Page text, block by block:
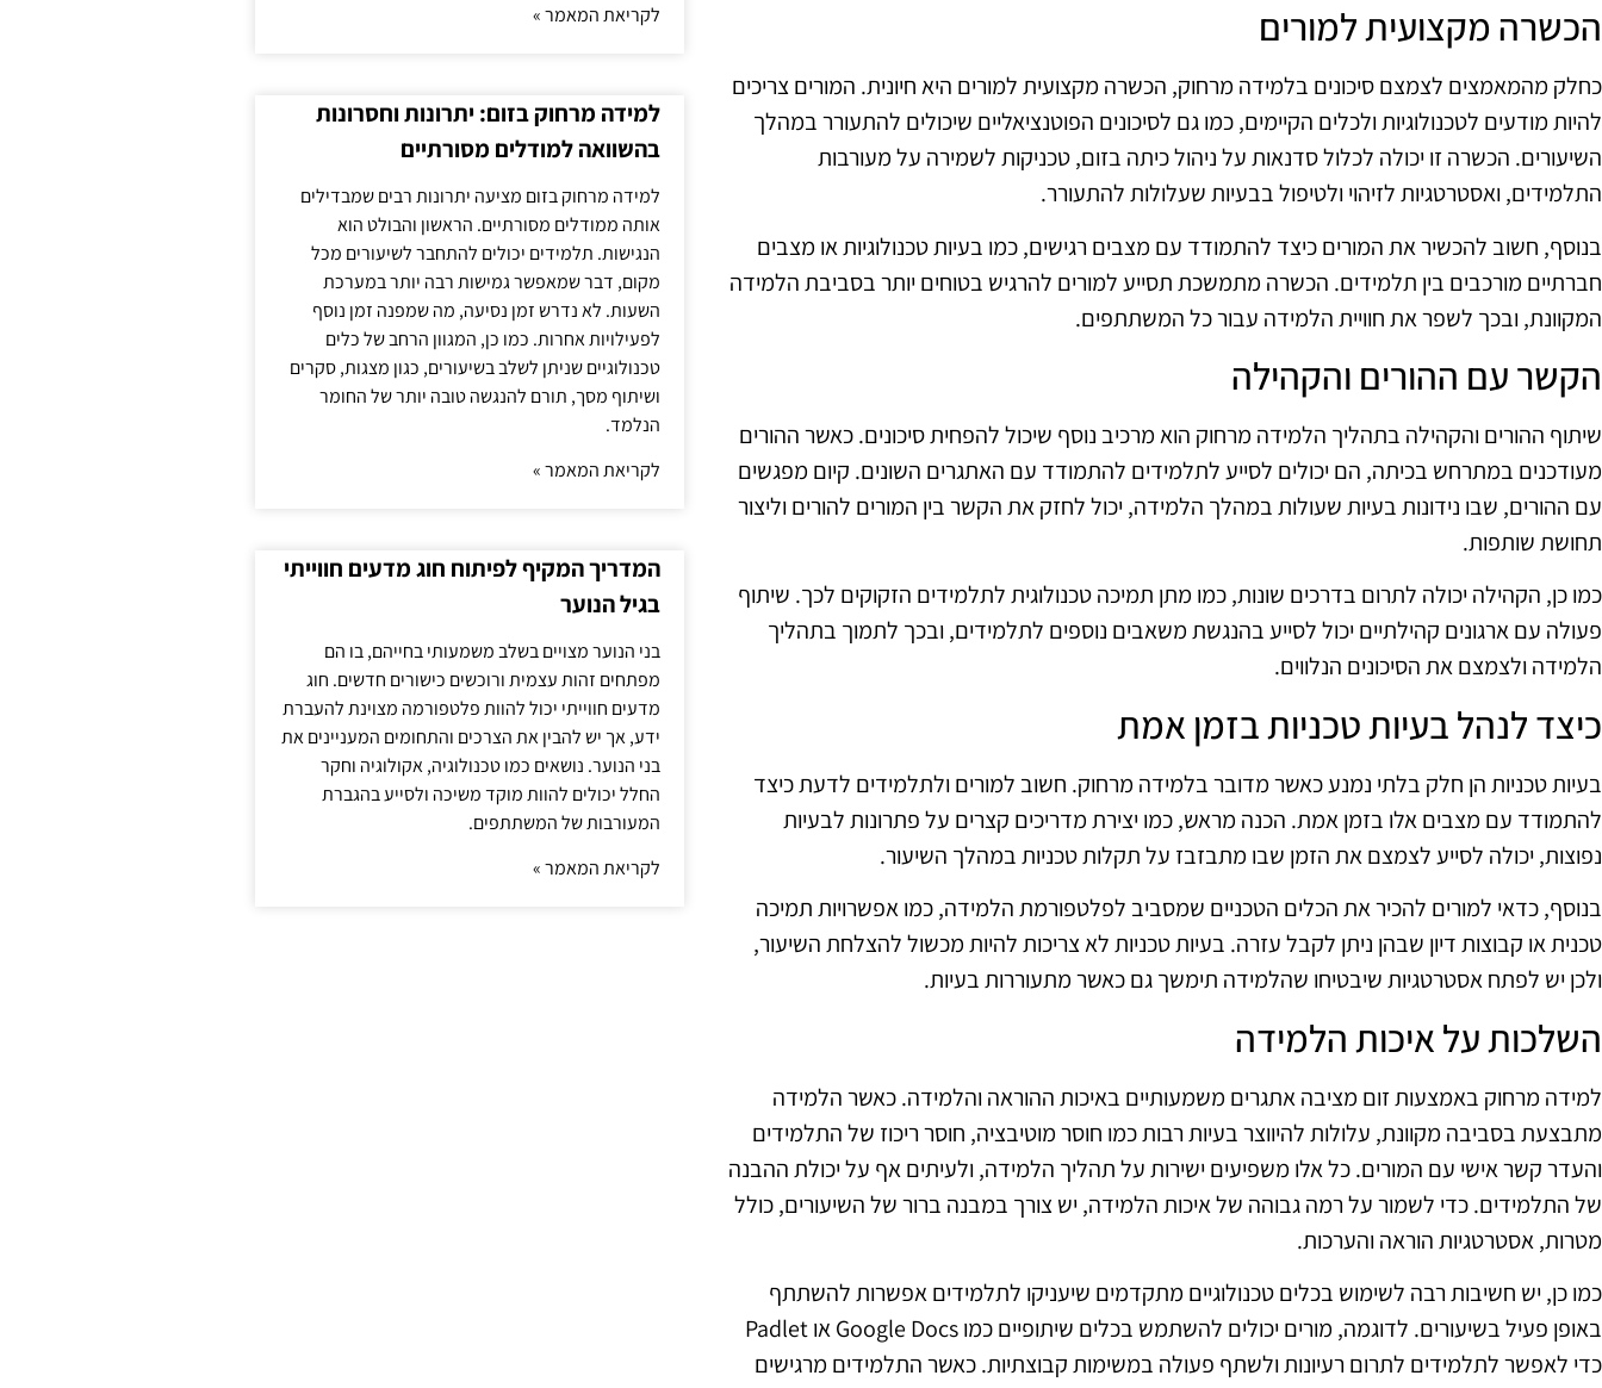
הכשרה מקצועית למורים
כחלק מהמאמצים לצמצם סיכונים בלמידה מרחוק, הכשרה מקצועית למורים היא חיונית. המורים צריכים
להיות מודעים לטכנולוגיות ולכלים הקיימים, כמו גם לסיכונים הפוטנציאליים שיכולים להתעורר במהלך
השיעורים. הכשרה זו יכולה לכלול סדנאות על ניהול כיתה בזום, טכניקות לשמירה על מעורבות
התלמידים, ואסטרטגיות לזיהוי ולטיפול בבעיות שעלולות להתעורר.
בנוסף, חשוב להכשיר את המורים כיצד להתמודד עם מצבים רגישים, כמו בעיות טכנולוגיות או מצבים
חברתיים מורכבים בין תלמידים. הכשרה מתמשכת תסייע למורים להרגיש בטוחים יותר בסביבת הלמידה
המקוונת, ובכך לשפר את חוויית הלמידה עבור כל המשתתפים.
הקשר עם ההורים והקהילה
שיתוף ההורים והקהילה בתהליך הלמידה מרחוק הוא מרכיב נוסף שיכול להפחית סיכונים. כאשר ההורים
מעודכנים במתרחש בכיתה, הם יכולים לסייע לתלמידים להתמודד עם האתגרים השונים. קיום מפגשים
עם ההורים, שבו נידונות בעיות שעולות במהלך הלמידה, יכול לחזק את הקשר בין המורים להורים וליצור
תחושת שותפות.
כמו כן, הקהילה יכולה לתרום בדרכים שונות, כמו מתן תמיכה טכנולוגית לתלמידים הזקוקים לכך. שיתוף
פעולה עם ארגונים קהילתיים יכול לסייע בהנגשת משאבים נוספים לתלמידים, ובכך לתמוך בתהליך
הלמידה ולצמצם את הסיכונים הנלווים.
כיצד לנהל בעיות טכניות בזמן אמת
בעיות טכניות הן חלק בלתי נמנע כאשר מדובר בלמידה מרחוק. חשוב למורים ולתלמידים לדעת כיצד
להתמודד עם מצבים אלו בזמן אמת. הכנה מראש, כמו יצירת מדריכים קצרים על פתרונות לבעיות
נפוצות, יכולה לסייע לצמצם את הזמן שבו מתבזבז על תקלות טכניות במהלך השיעור.
בנוסף, כדאי למורים להכיר את הכלים הטכניים שמסביב לפלטפורמת הלמידה, כמו אפשרויות תמיכה
טכנית או קבוצות דיון שבהן ניתן לקבל עזרה. בעיות טכניות לא צריכות להיות מכשול להצלחת השיעור,
ולכן יש לפתח אסטרטגיות שיבטיחו שהלמידה תימשך גם כאשר מתעוררות בעיות.
השלכות על איכות הלמידה
למידה מרחוק באמצעות זום מציבה אתגרים משמעותיים באיכות ההוראה והלמידה. כאשר הלמידה
מתבצעת בסביבה מקוונת, עלולות להיווצר בעיות רבות כמו חוסר מוטיבציה, חוסר ריכוז של התלמידים
והעדר קשר אישי עם המורים. כל אלו משפיעים ישירות על תהליך הלמידה, ולעיתים אף על יכולת ההבנה
של התלמידים. כדי לשמור על רמה גבוהה של איכות הלמידה, יש צורך במבנה ברור של השיעורים, כולל
מטרות, אסטרטגיות הוראה והערכות.
כמו כן, יש חשיבות רבה לשימוש בכלים טכנולוגיים מתקדמים שיעניקו לתלמידים אפשרות להשתתף
באופן פעיל בשיעורים. לדוגמה, מורים יכולים להשתמש בכלים שיתופיים כמו Google Docs או Padlet
כדי לאפשר לתלמידים לתרום רעיונות ולשתף פעולה במשימות קבוצתיות. כאשר התלמידים מרגישים
לקריאת המאמר »
למידה מרחוק בזום: יתרונות וחסרונות
בהשוואה למודלים מסורתיים
למידה מרחוק בזום מציעה יתרונות רבים שמבדילים
אותה ממודלים מסורתיים. הראשון והבולט הוא
הנגישות. תלמידים יכולים להתחבר לשיעורים מכל
מקום, דבר שמאפשר גמישות רבה יותר במערכת
השעות. לא נדרש זמן נסיעה, מה שמפנה זמן נוסף
לפעילויות אחרות. כמו כן, המגוון הרחב של כלים
טכנולוגיים שניתן לשלב בשיעורים, כגון מצגות, סקרים
ושיתוף מסך, תורם להנגשה טובה יותר של החומר
הנלמד.
לקריאת המאמר »
המדריך המקיף לפיתוח חוג מדעים חווייתי
בגיל הנוער
בני הנוער מצויים בשלב משמעותי בחייהם, בו הם
מפתחים זהות עצמית ורוכשים כישורים חדשים. חוג
מדעים חווייתי יכול להוות פלטפורמה מצוינת להעברת
ידע, אך יש להבין את הצרכים והתחומים המעניינים את
בני הנוער. נושאים כמו טכנולוגיה, אקולוגיה וחקר
החלל יכולים להוות מוקד משיכה ולסייע בהגברת
המעורבות של המשתתפים.
לקריאת המאמר »